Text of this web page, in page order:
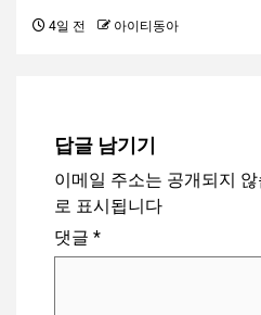
4일 전 아이티동아
답글 남기기
이메일 주소는 공개되지
로 표시됩니다
댓글 *